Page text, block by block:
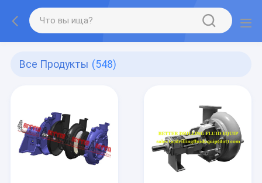
Все Продукты (548)